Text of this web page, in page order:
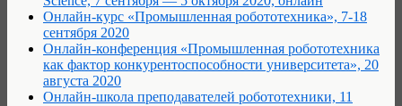
Онлайн-курс «Промышленная робототехника», 7-18
сентября 2020
Онлайн-конференция «Промышленная робототехника
как фактор конкурентоспособности университета», 20
августа 2020
Онлайн-школа преподавателей робототехники, 11